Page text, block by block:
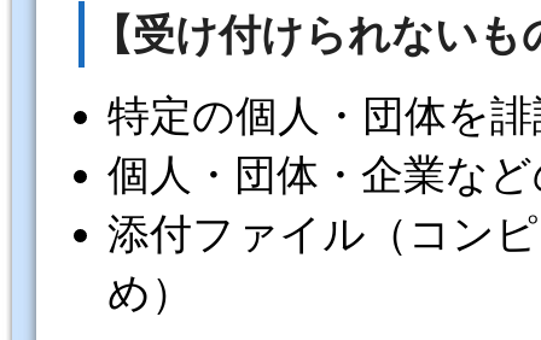
【受け付けられないも
特定の個人・団体を
個人・団体・企業な
添付ファイル（コン
め）